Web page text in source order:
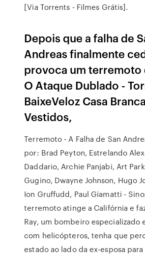
[Via Torrents - Filmes Grátis].
Depois que a falha de
Andreas finalmente
provoca um terremoto
O Ataque Dublado -
BaixeVeloz Casa
Vestidos,
Terremoto - A Falha de San
por: Brad Peyton, Estrelando
Daddario, Archie Panjabi, Art
Gugino, Dwayne Johnson, Hugo
Ion Gruffudd, Paul Giamatti -
terremoto atinge a Califórnia e
Ray, um bombeiro especializado
com helicópteros, tenha que
estado ao lado da ex-esposa